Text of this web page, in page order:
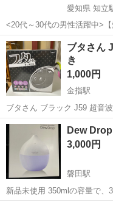
愛知県 知立
<20代～30代の男性活躍中>
／交替制／月収36.2万円以上可能！／
心の研修あり！ ー・ー・ー
ス！ ■...
愛知 豊田市 知立駅
ブタさん
き
1,000円
金指駅
ブタさん ブラック J59 超音
3.8L・加湿量380ml/hの大容
インテリアにもなります。
たは着払いでの発...
静岡 浜松市
3,000円
磐田駅
新品未使用 350mlの容量で、30ml/hのミストを生成するUSB充電式の
コードレス加湿器。 - モデル名: Dew Drop - 充電方式: USB充電 - ミス